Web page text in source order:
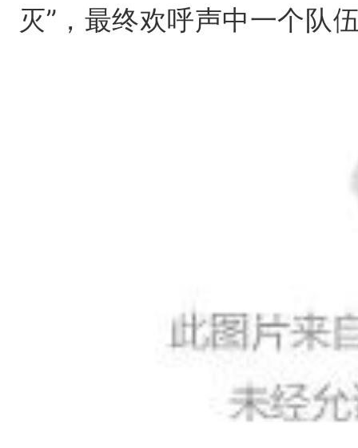
灭”，最终欢呼声中一个队